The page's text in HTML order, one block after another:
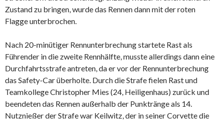
Zustand zu bringen, wurde das Rennen dann mit der roten
Flagge unterbrochen.
Nach 20-minütiger Rennunterbrechung startete Rast als
Führender in die zweite Rennhälfte, musste allerdings dann eine
Durchfahrtsstrafe antreten, da er vor der Rennunterbrechung
das Safety-Car überholte. Durch die Strafe fielen Rast und
Teamkollege Christopher Mies (24, Heiligenhaus) zurück und
beendeten das Rennen außerhalb der Punktränge als 14.
Nutznießer der Strafe war Keilwitz, der in seiner Corvette die